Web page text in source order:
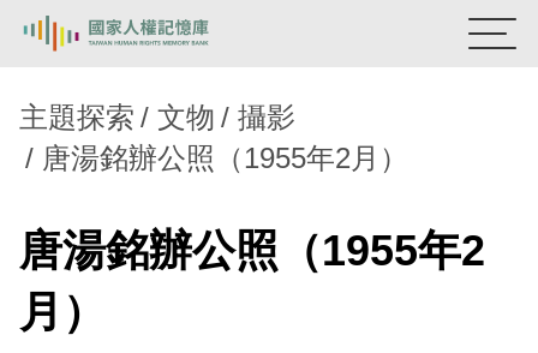
熱門關鍵字：陳孟和 李舜治 鹿窟事件
主題探索
背景知識
主題探索 文物
攝影
唐湯銘辦公照（1955年2月）
唐湯銘辦公照（1955年2
月）